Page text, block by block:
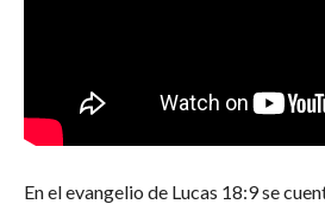
En el evangelio de Lucas 18:9 se